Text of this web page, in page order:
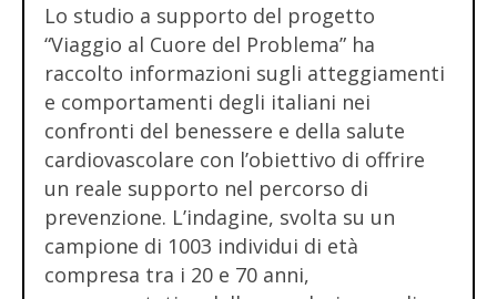
Lo studio a supporto del progetto
“Viaggio al Cuore del Problema” ha
raccolto informazioni sugli atteggiamenti
e comportamenti degli italiani nei
confronti del benessere e della salute
cardiovascolare con l’obiettivo di offrire
un reale supporto nel percorso di
prevenzione. L’indagine, svolta su un
campione di 1003 individui di età
compresa tra i 20 e 70 anni,